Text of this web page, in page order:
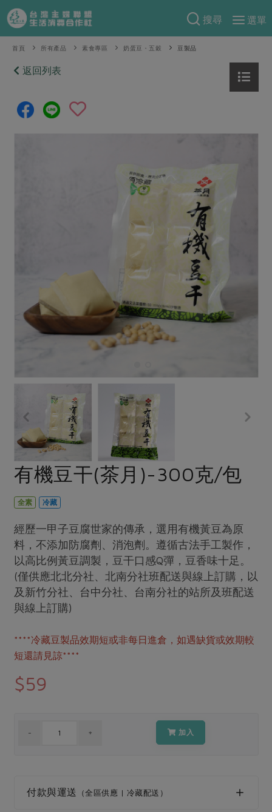
搜尋
選單
產品分類
當季蔬果
芽苗類
乳製品
水產
調理食材・點心
休閒零嘴 沖泡飲品
居家好物
個人清潔
家庭清潔 織品
日用品
防災用品
最新產品
優惠專區
素食專區
樂齡友善
食譜料理
食材
料理方式
烘焙．點心
漬物
主題食譜
養身食補
節慶大餐
高麗菜海鮮煎餅
特別企畫
傳到心坎裡，誠心又澎派
合作25-經典快閃最後一週
合作25-精選產品第四彈
議題活動
主婦聯盟X樂齡網特約優惠案
30%rPET紅烏龍茶
2024農業發展計畫年度報告
更多議題活動
傳到心坎裡，誠心又澎派
一籃菜真心話
生活提案
親子食育
關注議題
減硝酸鹽 惜食
廢核運動 能源議題
減塑減廢
公益金 食農教育
更多議題
生活者e週報
綠主張月刊
典藏閱覽室
產品檢驗
自主把關
社員權益
合作社法規
社務專區
選舉專區
最新消息
媒體報導
下載專區
地區活動
活動報下載
首頁 所有產品 素食專區 奶蛋豆・五穀 豆製品
返回列表
有機豆干(茶月)-300克/包
全素 冷藏
經歷一甲子豆腐世家的傳承，選用有機黃豆為原
料，不添加防腐劑、消泡劑。遵循古法手工製作，
以高比例黃豆調製，豆干口感Q彈，豆香味十足。
(僅供應北北分社、北南分社班配送與線上訂購，以
及新竹分社、台中分社、台南分社的站所及班配送
與線上訂購)
****冷藏豆製品效期短或非每日進倉，如遇缺貨或效期較
短還請見諒****
$59
加入
付款與運送 （全區供應 | 冷藏配送）